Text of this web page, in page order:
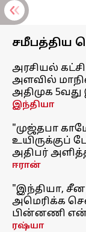
சமீபத்திய
அரசியல்
அளவில்
அதிமுக
இந்தியா
"முஜ்தபா
உயிருக்குப்
அதிபர்
ஈரான்
"இந்தியா,
அமெரிக்க
பின்னணி
ரஷ்யா